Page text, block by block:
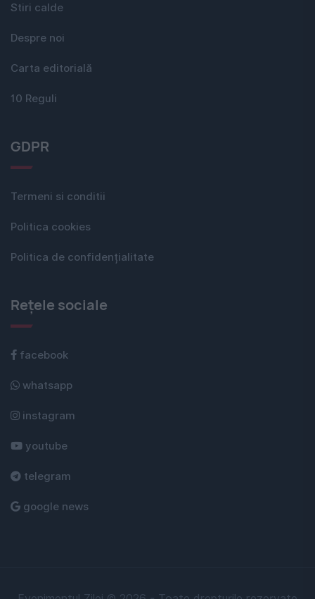
Stiri calde
Despre noi
Carta editorială
10 Reguli
GDPR
Termeni si conditii
Politica cookies
Politica de confidențialitate
Rețele sociale
facebook
whatsapp
instagram
youtube
telegram
google news